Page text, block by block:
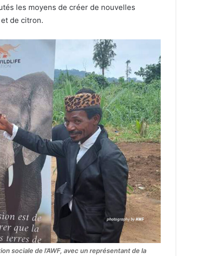
les moyens de créer de nouvelles
de citron.
sociale de l’AWF, avec un représentant de la